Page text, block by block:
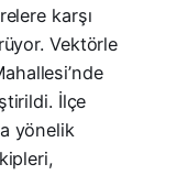
karşı
Vektörle
İlçe
yönelik